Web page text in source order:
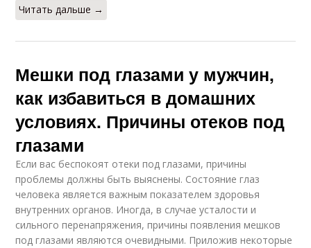
Читать дальше →
Мешки под глазами у мужчин,
как избавиться в домашних
условиях. Причины отеков под
глазами
Если вас беспокоят отеки под глазами, причины
проблемы должны быть выяснены. Состояние глаз
человека является важным показателем здоровья
внутренних органов. Иногда, в случае усталости и
сильного перенапряжения, причины появления мешков
под глазами являются очевидными. Приложив некоторые